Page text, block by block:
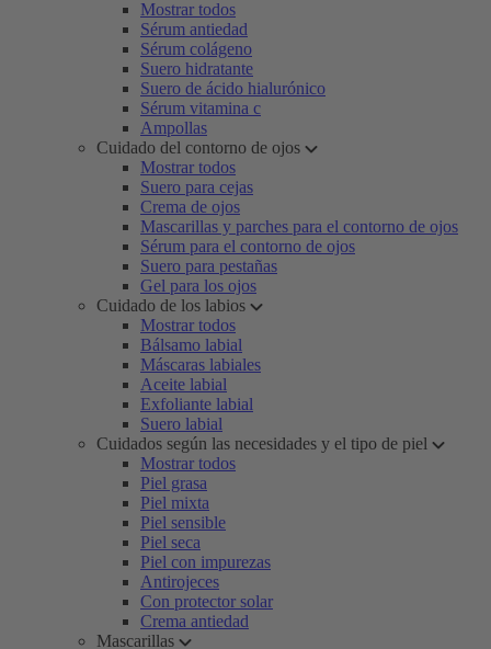
Mostrar todos
Sérum antiedad
Sérum colágeno
Suero hidratante
Suero de ácido hialurónico
Sérum vitamina c
Ampollas
Cuidado del contorno de ojos
Mostrar todos
Suero para cejas
Crema de ojos
Mascarillas y parches para el contorno de ojos
Sérum para el contorno de ojos
Suero para pestañas
Gel para los ojos
Cuidado de los labios
Mostrar todos
Bálsamo labial
Máscaras labiales
Aceite labial
Exfoliante labial
Suero labial
Cuidados según las necesidades y el tipo de piel
Mostrar todos
Piel grasa
Piel mixta
Piel sensible
Piel seca
Piel con impurezas
Antirojeces
Con protector solar
Crema antiedad
Mascarillas